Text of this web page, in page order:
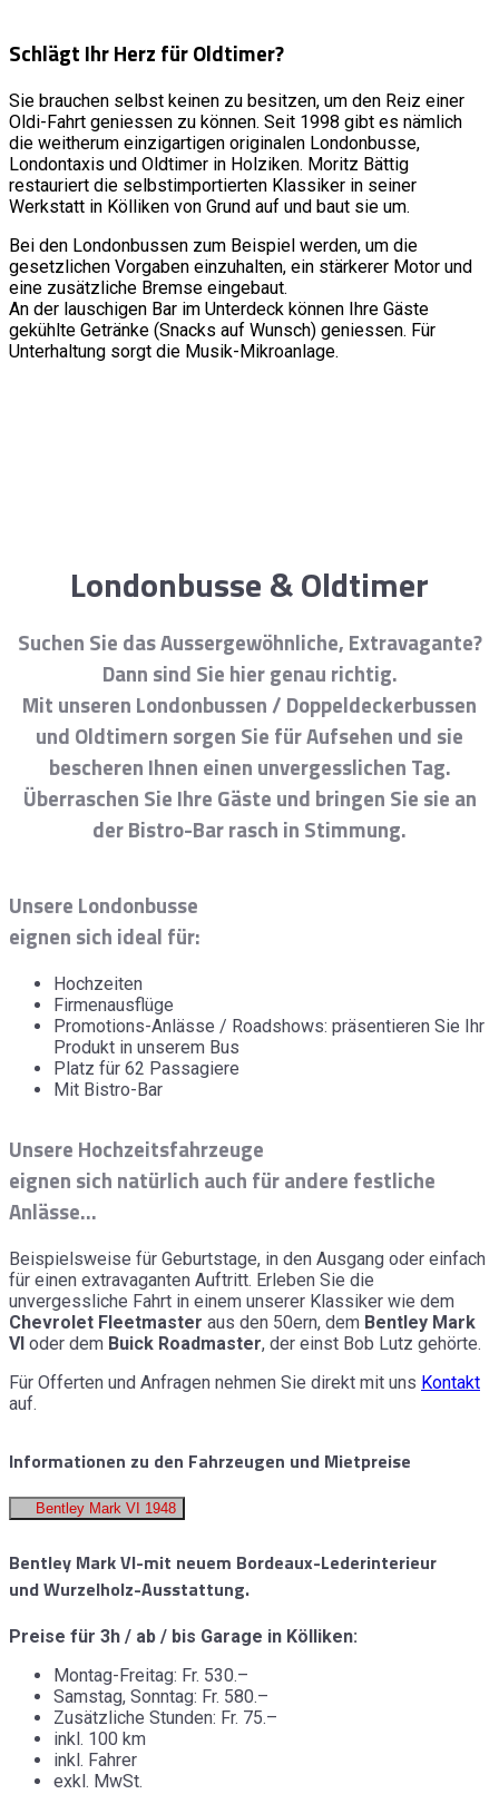
Schlägt Ihr Herz für Oldtimer?
Sie brauchen selbst keinen zu besitzen, um den Reiz einer
Oldi-Fahrt geniessen zu können. Seit 1998 gibt es nämlich
die weitherum einzigartigen originalen Londonbusse,
Londontaxis und Oldtimer in Holziken. Moritz Bättig
restauriert die selbstimportierten Klassiker in seiner
Werkstatt in Kölliken von Grund auf und baut sie um.
Bei den Londonbussen zum Beispiel werden, um die
gesetzlichen Vorgaben einzuhalten, ein stärkerer Motor und
eine zusätzliche Bremse eingebaut.
An der lauschigen Bar im Unterdeck können Ihre Gäste
gekühlte Getränke (Snacks auf Wunsch) geniessen. Für
Unterhaltung sorgt die Musik-Mikroanlage.
Londonbusse & Oldtimer
Suchen Sie das Aussergewöhnliche, Extravagante?
Dann sind Sie hier genau richtig.
Mit unseren Londonbussen / Doppeldeckerbussen
und Oldtimern sorgen Sie für Aufsehen und sie
bescheren Ihnen einen unvergesslichen Tag.
Überraschen Sie Ihre Gäste und bringen Sie sie an
der Bistro-Bar rasch in Stimmung.
Unsere Londonbusse
eignen sich ideal für:
Hochzeiten
Firmenausflüge
Promotions-Anlässe / Roadshows: präsentieren Sie Ihr
Produkt in unserem Bus
Platz für 62 Passagiere
Mit Bistro-Bar
Unsere Hochzeitsfahrzeuge
eignen sich natürlich auch für andere festliche
Anlässe...
Beispielsweise für Geburtstage, in den Ausgang oder einfach
für einen extravaganten Auftritt. Erleben Sie die
unvergessliche Fahrt in einem unserer Klassiker wie dem
Chevrolet Fleetmaster aus den 50ern, dem Bentley Mark
VI oder dem Buick Roadmaster, der einst Bob Lutz gehörte.
Für Offerten und Anfragen nehmen Sie direkt mit uns Kontakt
auf.
Informationen zu den Fahrzeugen und Mietpreise
Bentley Mark VI 1948
Bentley Mark VI-mit neuem Bordeaux-Lederinterieur
und Wurzelholz-Ausstattung.
Preise für 3h / ab / bis Garage in Kölliken:
Montag-Freitag: Fr. 530.–
Samstag, Sonntag: Fr. 580.–
Zusätzliche Stunden: Fr. 75.–
inkl. 100 km
inkl. Fahrer
exkl. MwSt.